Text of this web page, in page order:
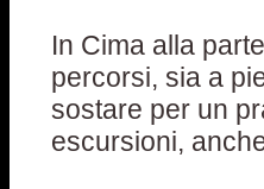
In Cima alla
percorsi, sia a
sostare per un
escursioni,